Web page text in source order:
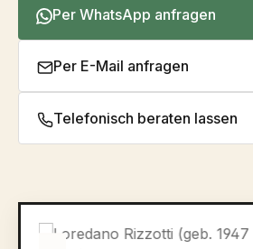
Per WhatsApp anfragen
Per E-Mail anfragen
Telefonisch beraten lassen
Bildergalerie überspringen